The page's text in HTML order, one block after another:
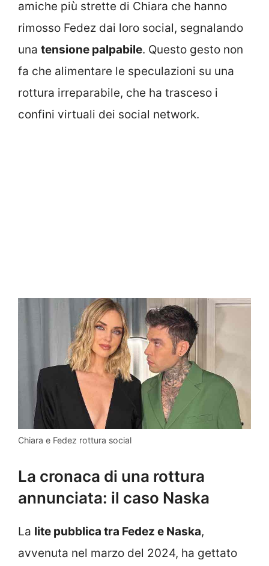
amiche più strette di Chiara che hanno
rimosso Fedez dai loro social, segnalando
una tensione palpabile. Questo gesto non
fa che alimentare le speculazioni su una
rottura irreparabile, che ha trasceso i
confini virtuali dei social network.
Chiara e Fedez rottura social
La cronaca di una rottura
annunciata: il caso Naska
La lite pubblica tra Fedez e Naska,
avvenuta nel marzo del 2024, ha gettato